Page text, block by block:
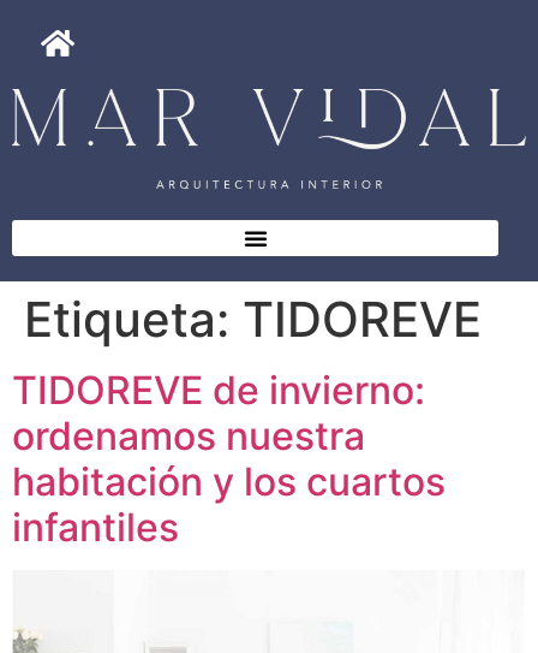
Etiqueta: TIDOREVE
TIDOREVE de invierno:
ordenamos nuestra
habitación y los cuartos
infantiles